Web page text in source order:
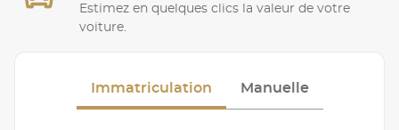
Estimez en quelques clics la valeur de votre
voiture.
Immatriculation Manuelle